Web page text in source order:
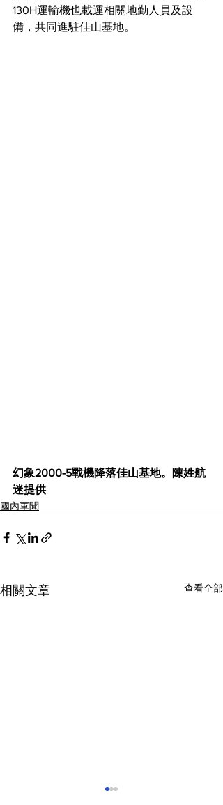
130H運輸機也載運相關地勤人員及設
備，共同進駐佳山基地。
幻象2000-5戰機降落佳山基地。陳姓航
迷提供
國內軍聞
相關文章 查看全部